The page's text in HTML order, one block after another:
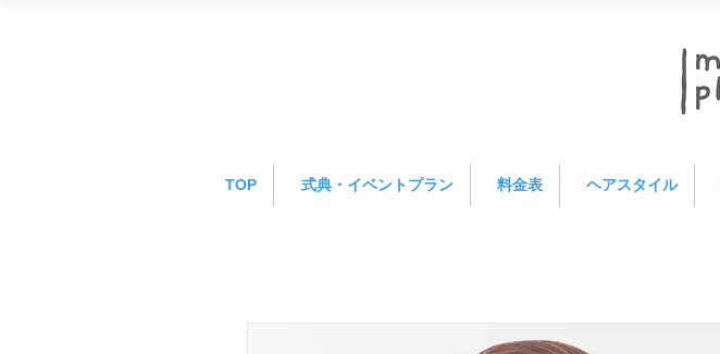
TOP 式典・イベントプラン 料金表 ヘアスタイル